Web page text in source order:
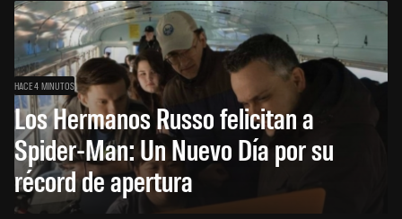
HACE 4 MINUTOS
Los Hermanos Russo felicitan a
Spider-Man: Un Nuevo Día por su
récord de apertura